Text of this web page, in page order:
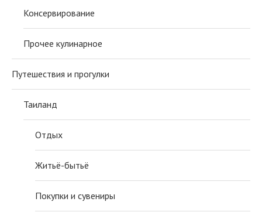
Консервирование
Прочее кулинарное
Путешествия и прогулки
Таиланд
Отдых
Житьё-бытьё
Покупки и сувениры